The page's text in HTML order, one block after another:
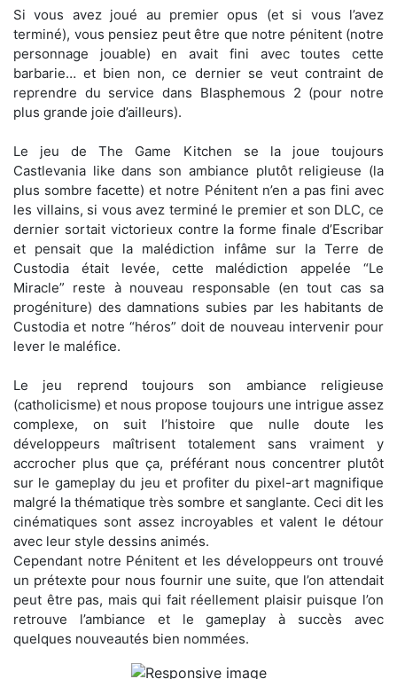
Si vous avez joué au premier opus (et si vous l’avez
terminé), vous pensiez peut être que notre pénitent (notre
personnage jouable) en avait fini avec toutes cette
barbarie… et bien non, ce dernier se veut contraint de
reprendre du service dans Blasphemous 2 (pour notre
plus grande joie d’ailleurs).
Le jeu de The Game Kitchen se la joue toujours
Castlevania like dans son ambiance plutôt religieuse (la
plus sombre facette) et notre Pénitent n’en a pas fini avec
les villains, si vous avez terminé le premier et son DLC, ce
dernier sortait victorieux contre la forme finale d’Escribar
et pensait que la malédiction infâme sur la Terre de
Custodia était levée, cette malédiction appelée “Le
Miracle” reste à nouveau responsable (en tout cas sa
progéniture) des damnations subies par les habitants de
Custodia et notre “héros” doit de nouveau intervenir pour
lever le maléfice.
Le jeu reprend toujours son ambiance religieuse
(catholicisme) et nous propose toujours une intrigue assez
complexe, on suit l’histoire que nulle doute les
développeurs maîtrisent totalement sans vraiment y
accrocher plus que ça, préférant nous concentrer plutôt
sur le gameplay du jeu et profiter du pixel-art magnifique
malgré la thématique très sombre et sanglante. Ceci dit les
cinématiques sont assez incroyables et valent le détour
avec leur style dessins animés.
Cependant notre Pénitent et les développeurs ont trouvé
un prétexte pour nous fournir une suite, que l’on attendait
peut être pas, mais qui fait réellement plaisir puisque l’on
retrouve l’ambiance et le gameplay à succès avec
quelques nouveautés bien nommées.